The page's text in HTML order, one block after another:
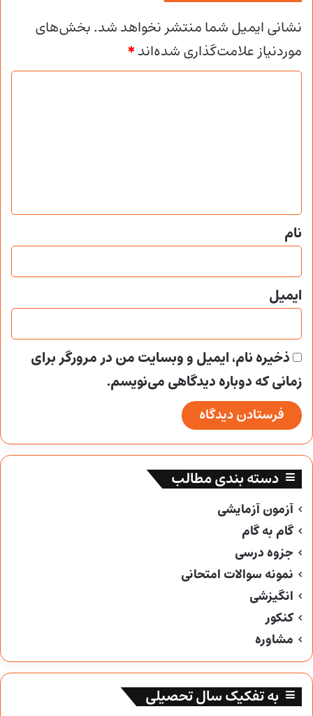
نشانی ایمیل شما منتشر نخواهد شد.بخش‌های
موردنیاز علامت‌گذاری شده‌اند*
د
*
نام
ایمیل
ذخیره نام، ایمیل و وبسایت من در مرورگر برای
زمانی که دوباره دیدگاهی می‌نویسم.
دسته بندی مطالب
آزمون آزمایشی
گام به گام
جزوه درسی
نمونه سوالات امتحانی
انگیزشی
کنکور
مشاوره
به تفکیک سال تحصیلی